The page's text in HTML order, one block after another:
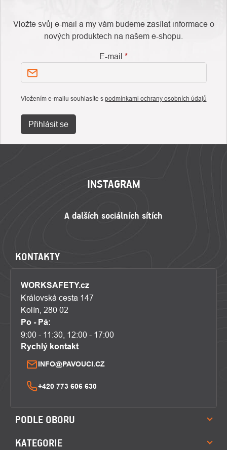
Vložte svůj e-mail a my vám budeme zasílat informace o
nových produktech na našem e-shopu.
E-mail
Vložením e-mailu souhlasíte s podmínkami ochrany osobních údajů
Přihlásit se
INSTAGRAM
KONTAKTY
WORKSAFETY.cz
Královská cesta 147
Kolín, 280 02
Po - Pá:
9:00 - 11:30, 12:00 - 17:00
Rychlý kontakt
INFO@PAVOUCI.CZ
+420 773 606 630
PODLE OBORU
KATEGORIE